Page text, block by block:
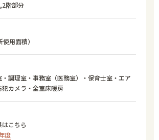
階部分
用面積）
調理室・事務室（医務室）・保育士室・エア
カメラ・全室床暖房
こちら
度